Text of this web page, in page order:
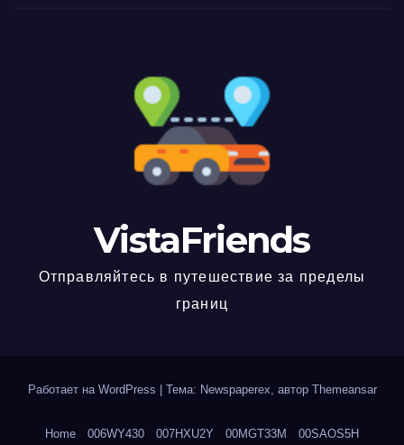
VistaFriends
Отправляйтесь в путешествие за пределы
границ
Работает на WordPress Тема: Newspaperex, автор Themeansar
Home 006WY430 007HXU2Y 00MGT33M 00SAOS5H